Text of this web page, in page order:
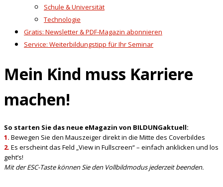
Schule & Universität
Technologie
Gratis: Newsletter & PDF-Magazin abonnieren
Service: Weiterbildungstipp für Ihr Seminar
Mein Kind muss Karriere
machen!
So starten Sie das neue eMagazin von BILDUNGaktuell:
1. Bewegen Sie den Mauszeiger direkt in die Mitte des Coverbildes
2. Es erscheint das Feld „View in Fullscreen“ – einfach anklicken und los
geht’s!
Mit der ESC-Taste können Sie den Vollbildmodus jederzeit beenden.